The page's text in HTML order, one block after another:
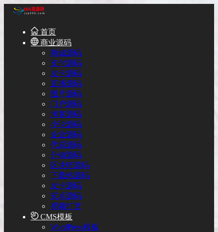
首页
商业源码
商城源码
支付源码
发卡源码
直播源码
图片源码
门户源码
淘客源码
小说源码
企业源码
代刷源码
分销源码
区块链源码
下载站源码
发卡源码
安卓源码
视频打赏
CMS模板
WordPress模板